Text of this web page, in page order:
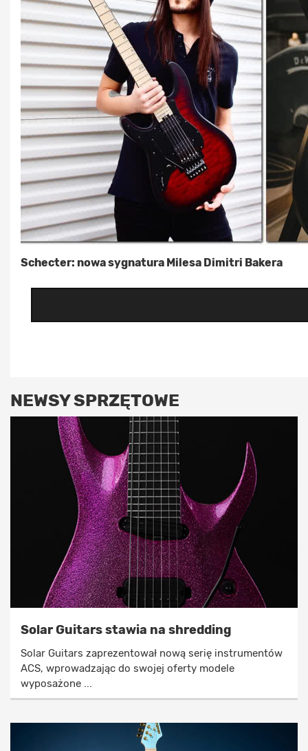
Schecter: nowa sygnatura Milesa Dimitri Bakera
NEWSY SPRZĘTOWE
Solar Guitars stawia na shredding
Solar Guitars zaprezentował nową serię instrumentów
ACS, wprowadzając do swojej oferty modele
wyposażone ...